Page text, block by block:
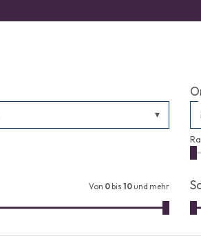
Von 0 bis 10 und mehr